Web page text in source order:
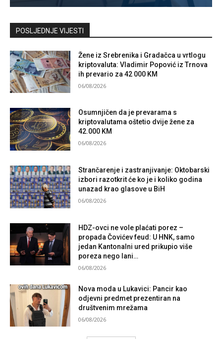
Kontaktirajte nas
POSLJEDNJE VIJESTI
Žene iz Srebrenika i Gradačca u vrtlogu
kriptovaluta: Vladimir Popović iz Trnova
ih prevario za 42 000 KM
06/08/2026
Osumnjičen da je prevarama s
kriptovalutama oštetio dvije žene za
42.000 KM
06/08/2026
Strančarenje i zastranjivanje: Oktobarski
izbori razotkrit će ko je i koliko godina
unazad krao glasove u BiH
06/08/2026
HDZ-ovci ne vole plaćati porez –
propada Čovićev feud: U HNK, samo
jedan Kantonalni ured prikupio više
poreza nego lani…
06/08/2026
Nova moda u Lukavici: Pancir kao
odjevni predmet prezentiran na
društvenim mrežama
06/08/2026